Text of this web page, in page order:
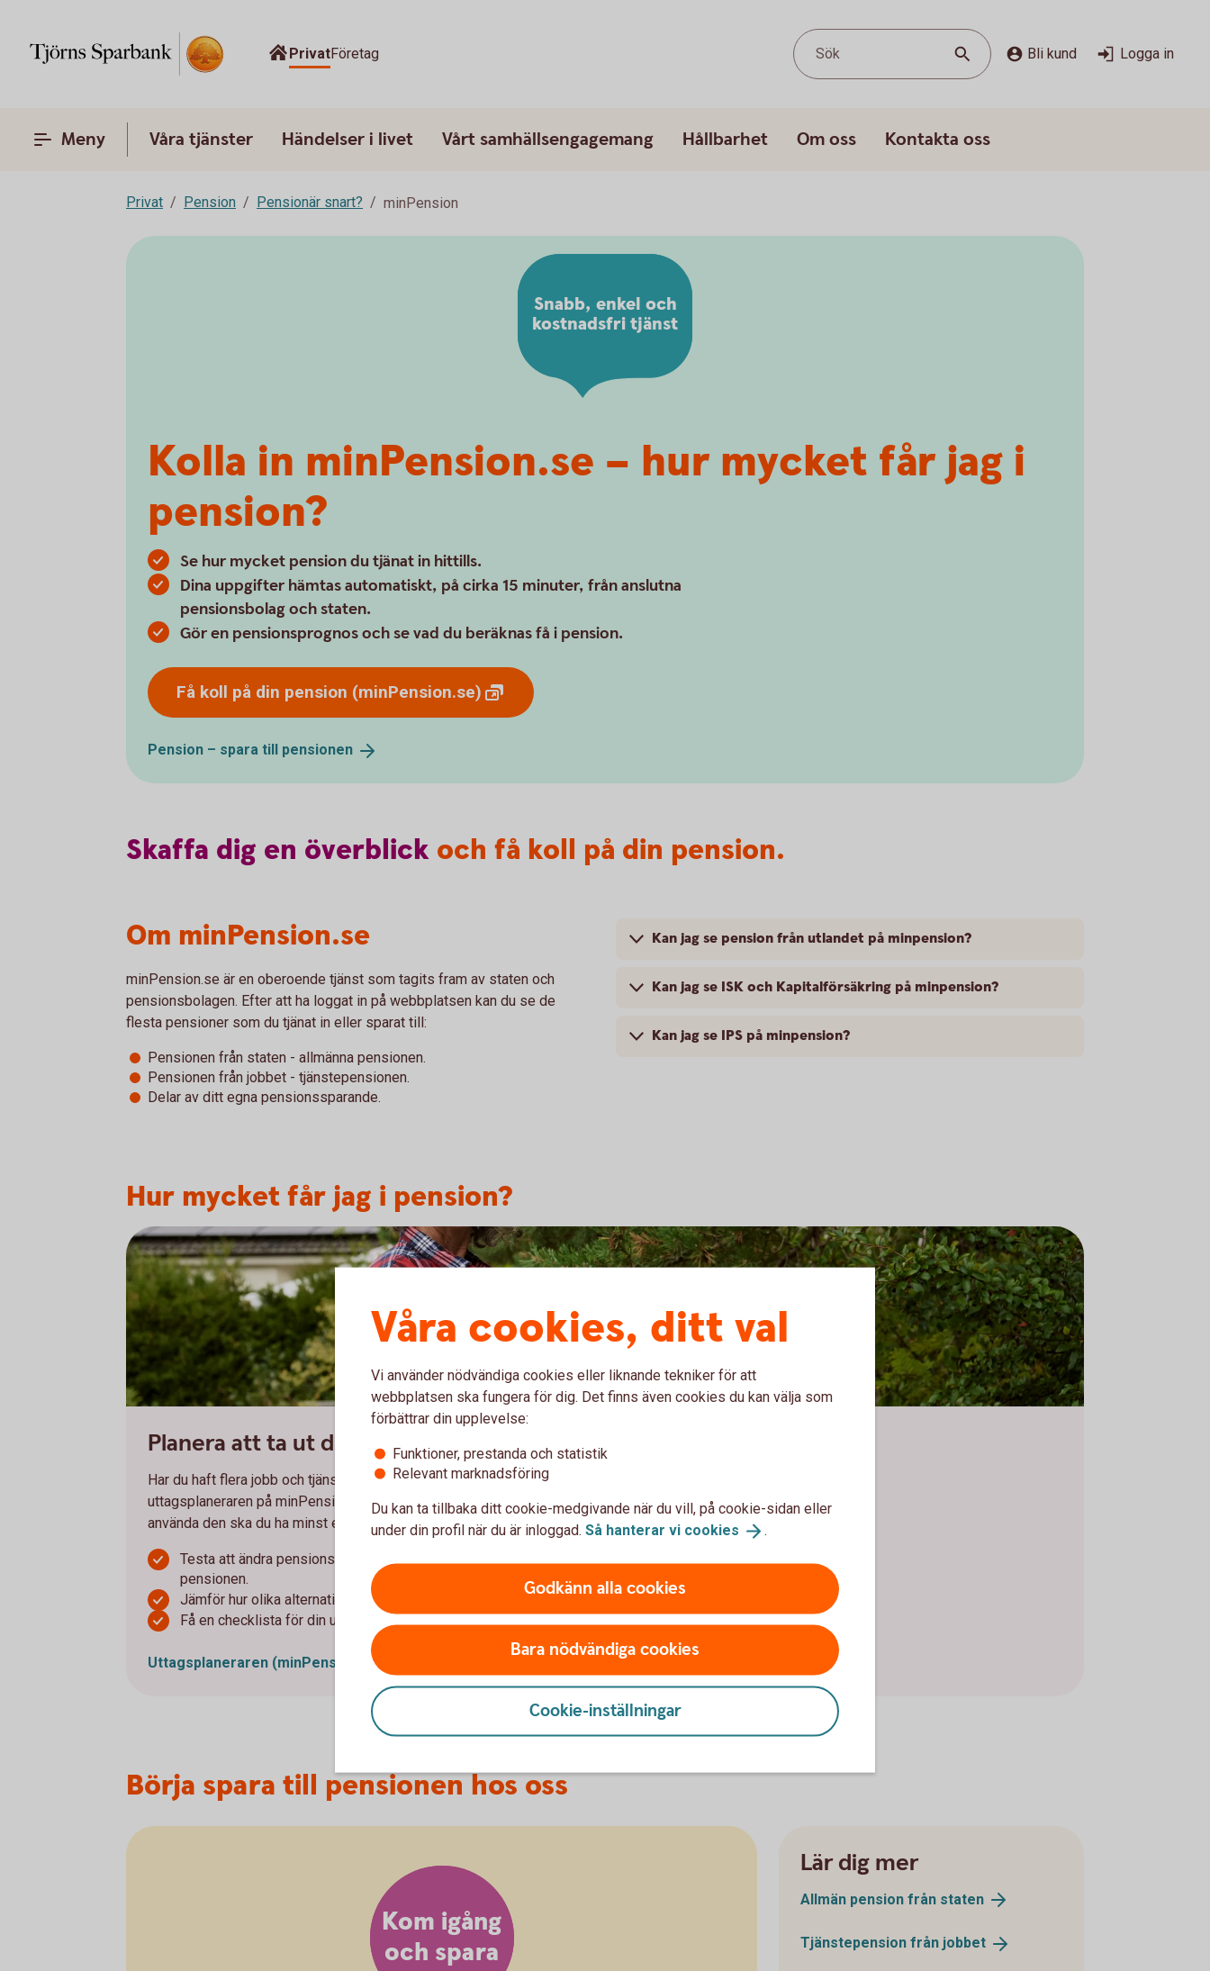
PrivatFöretag Sök Bli kund Logga in
Meny Våra tjänster Händelser i livet Vårt samhällsengagemang Hållbarhet Om oss Kontakta oss
Privat Pension Pensionär snart? minPension
Kolla in minPension.se – hur mycket får jag i
pension?
Se hur mycket pension du tjänat in hittills.
Dina uppgifter hämtas automatiskt, på cirka 15 minuter, från anslutna
pensionsbolag och staten.
Gör en pensionsprognos och se vad du beräknas få i pension.
Få koll på din pension (minPension.se)
Pension – spara till pensionen
Snabb, enkel och
kostnadsfri tjänst
Skaffa dig en överblick och få koll på din pension.
Om minPension.se
minPension.se är en oberoende tjänst som tagits fram av staten och
pensionsbolagen. Efter att ha loggat in på webbplatsen kan du se de
flesta pensioner som du tjänat in eller sparat till:
Pensionen från staten - allmänna pensionen.
Pensionen från jobbet - tjänstepensionen.
Delar av ditt egna pensionssparande.
Kan jag se pension från utlandet på minpension?
Kan jag se ISK och Kapitalförsäkring på minpension?
Kan jag se IPS på minpension?
Hur mycket får jag i pension?
Planera att ta ut din pension
Har du haft flera jobb och tjänstepensioner? Från det att du fyllt 54 år kan du ta hjälp av
uttagsplaneraren på minPension.se för att planera för din framtida pension. För att
använda den ska du ha minst en pension som du kan ta ut det närmaste året.
Testa att ändra pensionsålder och uttagstider på olika delar och försäkringar inom
pensionen.
Jämför hur olika alternativ skulle påverka din pension.
Få en checklista för din uttagsplan och information om hur du startar den.
Uttagsplaneraren (minPension.se)
Börja spara till pensionen hos oss
Kom igång
och spara
Lär dig mer
Allmän pension från staten
Tjänstepension från jobbet
Våra cookies, ditt val
Vi använder nödvändiga cookies eller liknande tekniker för att
webbplatsen ska fungera för dig. Det finns även cookies du kan välja som
förbättrar din upplevelse:
Funktioner, prestanda och statistik
Relevant marknadsföring
Du kan ta tillbaka ditt cookie-medgivande när du vill, på cookie-sidan eller
under din profil när du är inloggad. Så hanterar vi cookies .
Godkänn alla cookies
Bara nödvändiga cookies
Cookie-inställningar